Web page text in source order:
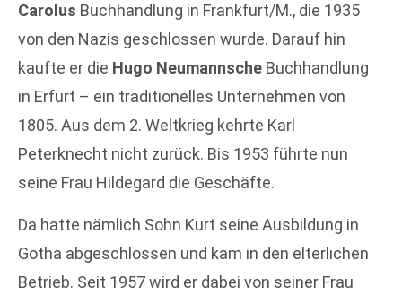
Carolus Buchhandlung in Frankfurt/M., die 1935
von den Nazis geschlossen wurde. Darauf hin
kaufte er die Hugo Neumannsche Buchhandlung
in Erfurt – ein traditionelles Unternehmen von
1805. Aus dem 2. Weltkrieg kehrte Karl
Peterknecht nicht zurück. Bis 1953 führte nun
seine Frau Hildegard die Geschäfte.
Da hatte nämlich Sohn Kurt seine Ausbildung in
Gotha abgeschlossen und kam in den elterlichen
Betrieb. Seit 1957 wird er dabei von seiner Frau